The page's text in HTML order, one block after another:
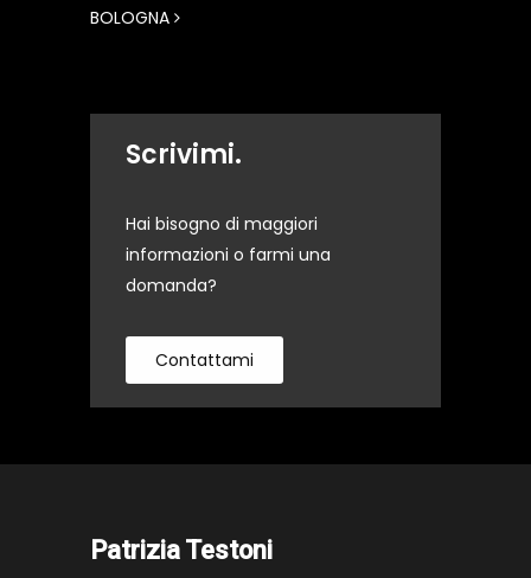
BOLOGNA
Scrivimi.
Hai bisogno di maggiori
informazioni o farmi una
domanda?
Contattami
Patrizia Testoni